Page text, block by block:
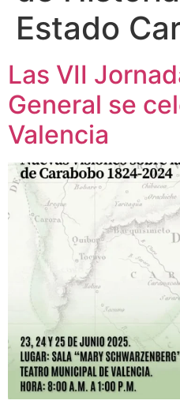
Estado
Las VII
General se
Valencia